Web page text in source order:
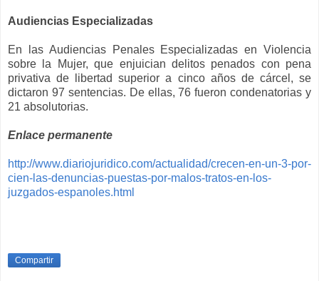
Audiencias Especializadas
En las Audiencias Penales Especializadas en Violencia
sobre la Mujer, que enjuician delitos penados con pena
privativa de libertad superior a cinco años de cárcel, se
dictaron 97 sentencias. De ellas, 76 fueron condenatorias y
21 absolutorias.
Enlace permanente
http://www.diariojuridico.com/actualidad/crecen-en-un-3-por-
cien-las-denuncias-puestas-por-malos-tratos-en-los-
juzgados-espanoles.html
Compartir